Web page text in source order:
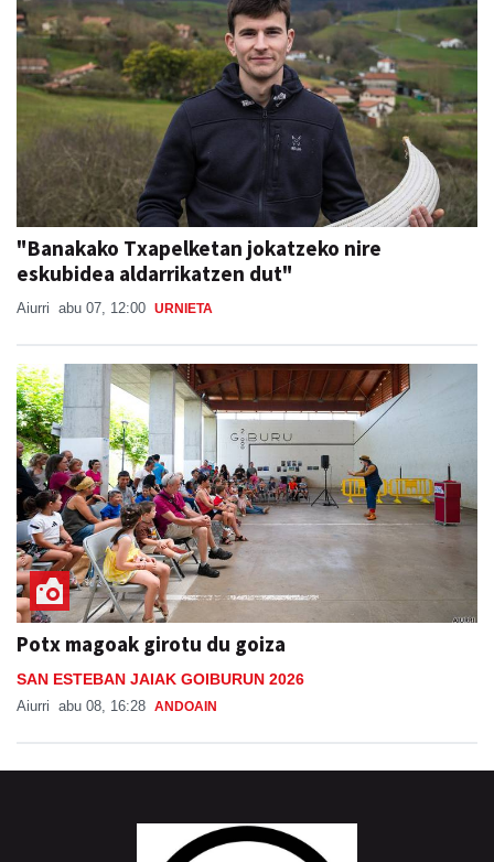
"Banakako Txapelketan jokatzeko nire
eskubidea aldarrikatzen dut"
Aiurri abu 07, 12:00 URNIETA
Potx magoak girotu du goiza
SAN ESTEBAN JAIAK GOIBURUN 2026
Aiurri abu 08, 16:28 ANDOAIN